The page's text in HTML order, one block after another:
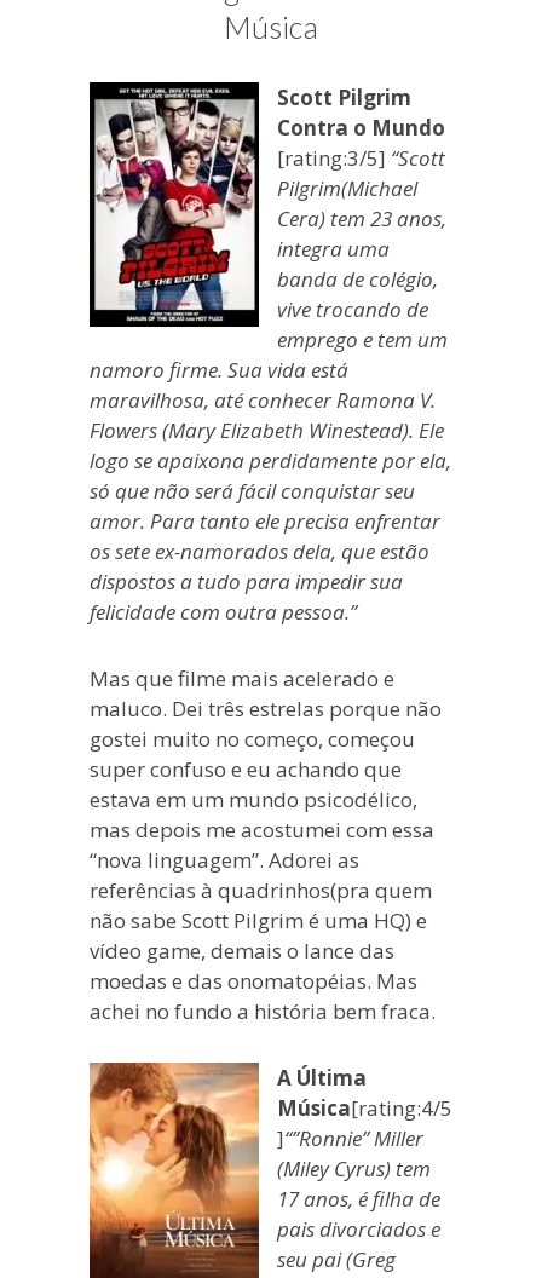
moda
antiga.
Música
Scott Pilgrim
Contra o Mundo
[rating:3/5] “Scott
Pilgrim(Michael
Cera) tem 23 anos,
integra uma
banda de colégio,
vive trocando de
emprego e tem um
namoro firme. Sua vida está
maravilhosa, até conhecer Ramona V.
Flowers (Mary Elizabeth Winestead). Ele
logo se apaixona perdidamente por ela,
só que não será fácil conquistar seu
amor. Para tanto ele precisa enfrentar
os sete ex-namorados dela, que estão
dispostos a tudo para impedir sua
felicidade com outra pessoa.”
Mas que filme mais acelerado e
maluco. Dei três estrelas porque não
gostei muito no começo, começou
super confuso e eu achando que
estava em um mundo psicodélico,
mas depois me acostumei com essa
“nova linguagem”. Adorei as
referências à quadrinhos(pra quem
não sabe Scott Pilgrim é uma HQ) e
vídeo game, demais o lance das
moedas e das onomatopéias. Mas
achei no fundo a história bem fraca.
A Última
Música[rating:4/5
]“”Ronnie” Miller
(Miley Cyrus) tem
17 anos, é filha de
pais divorciados e
seu pai (Greg